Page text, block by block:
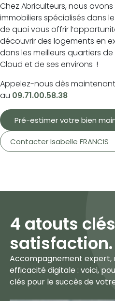
Chez Abriculteurs, nous
immobiliers spécialisés dans
de quoi vous offrir
découvrir des logements en
dans les meilleurs quartiers
Cloud et de ses environs !
Appelez-nous dès maintenant
au 09.71.00.58.38
Pré-estimer votre bien
Contacter Isabelle FRANCIS
4 atouts
satisfaction.
Accompagnement expert,
efficacité digitale : voici,
clés pour le succès de